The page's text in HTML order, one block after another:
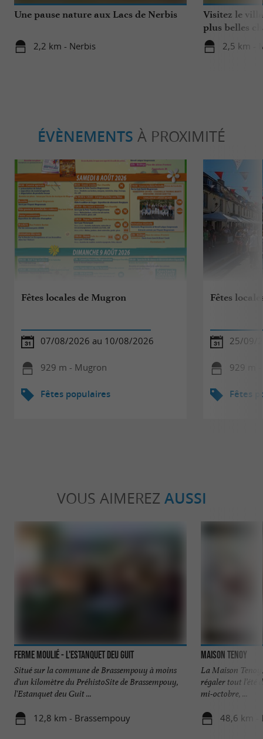
Une pause nature aux Lacs de Nerbis
2,2 km - Nerbis
Visitez le
plus belles
2,5 km -
ÉVÈNEMENTS À PROXIMITÉ
Fêtes locales de Mugron
07/08/2026 au 10/08/2026
929 m - Mugron
Fêtes populaires
Fêtes
25/09/
929 m
Fêtes
VOUS AIMEREZ AUSSI
Ferme Moulié - L'estanquet Deu Guit
Situé sur la commune de Brassempouy à moins
d'un kilomètre du PréhistoSite de Brassempouy,
l'Estanquet deu Guit ...
12,8 km - Brassempouy
Maison Tenoy
La Maison
régaler tout l’été
mi-octobre, ...
48,6 km -